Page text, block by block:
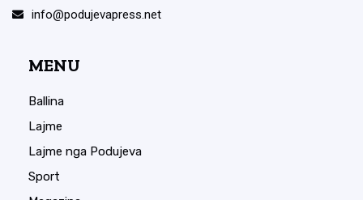
info@podujevapress.net
MENU
Ballina
Lajme
Lajme nga Podujeva
Sport